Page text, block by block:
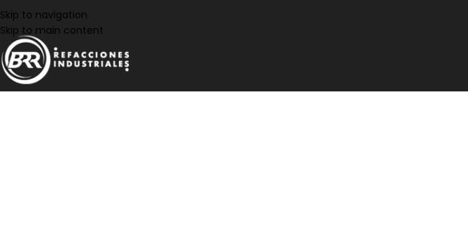
Skip to navigation
Skip to main content